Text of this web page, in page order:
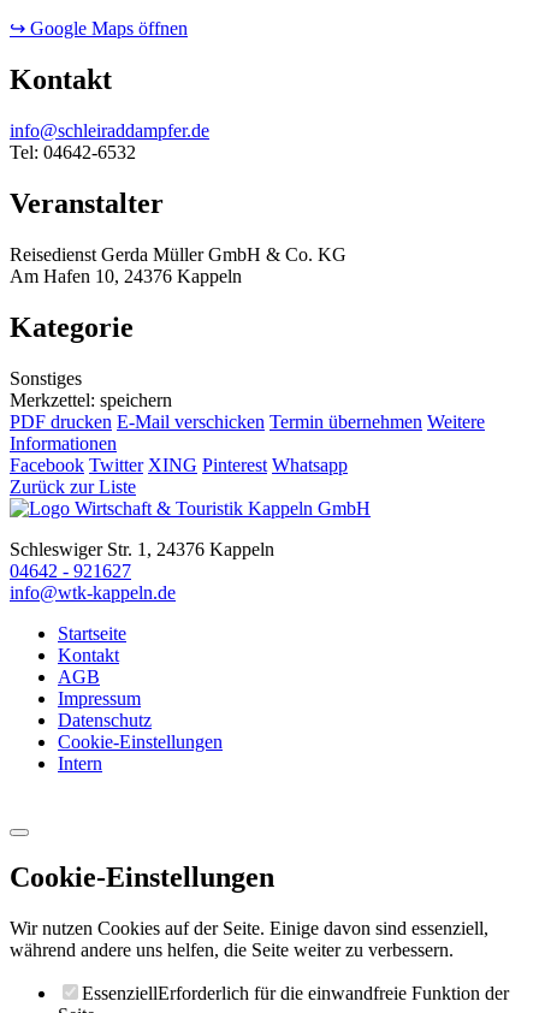
↪ Google Maps öffnen
Kontakt
info@schleiraddampfer.de
Tel: 04642-6532
Veranstalter
Reisedienst Gerda Müller GmbH & Co. KG
Am Hafen 10, 24376 Kappeln
Kategorie
Sonstiges
Merkzettel: speichern
PDF drucken E-Mail verschicken Termin übernehmen Weitere
Informationen
Facebook Twitter XING Pinterest Whatsapp
Zurück zur Liste
Schleswiger Str. 1, 24376 Kappeln
04642 - 921627
info@wtk-kappeln.de
Startseite
Kontakt
AGB
Impressum
Datenschutz
Cookie-Einstellungen
Intern
Cookie-Einstellungen
Wir nutzen Cookies auf der Seite. Einige davon sind essenziell,
während andere uns helfen, die Seite weiter zu verbessern.
EssenziellErforderlich für die einwandfreie Funktion der